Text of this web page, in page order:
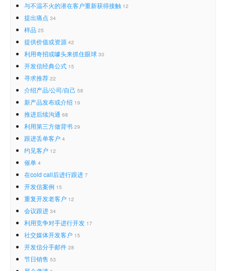
与不温不火的潜在客户重新获得接触 12
提出痛点 34
样品 25
提供价值或资源 42
利用奇招或噱头来抓住眼球 30
开发信经典公式 15
寻求推荐 22
介绍产品/公司/自己 58
新产品发布或介绍 19
推进后续沟通 68
利用第三方做背书 29
跟进丢单客户 4
约见客户 12
催单 4
在cold call后进行跟进 7
开发信案例 15
重复开发老客户 12
会议跟进 34
利用竞争对手进行开发 17
社交媒体开发客户 15
开发信分手邮件 28
节日销售 53